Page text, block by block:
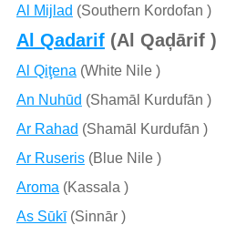
Al Mijlad (Southern Kordofan )
Al Qadarif(Al Qaḑārif )
Al Qiţena (White Nile )
An Nuhūd (Shamāl Kurdufān )
Ar Rahad (Shamāl Kurdufān )
Ar Ruseris(Blue Nile )
Aroma (Kassala )
As Sūkī(Sinnār )